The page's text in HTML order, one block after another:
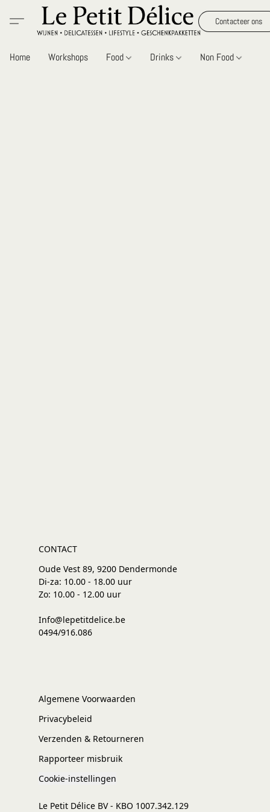
Contacteer ons
Home Workshops Food Drinks Non Food
CONTACT
Oude Vest 89, 9200 Dendermonde
Di-za: 10.00 - 18.00 uur
Zo: 10.00 - 12.00 uur
Info@lepetitdelice.be
0494/916.086
Algemene Voorwaarden
Privacybeleid
Verzenden & Retourneren
Rapporteer misbruik
Cookie-instellingen
Le Petit Délice BV - KBO 1007.342.129